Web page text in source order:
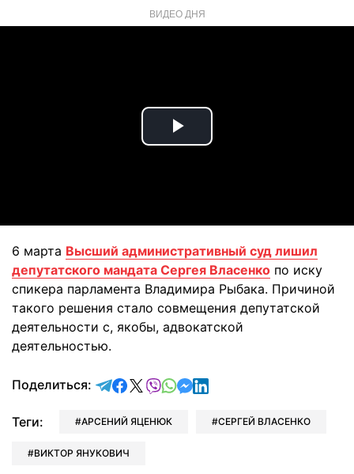
ВИДЕО ДНЯ
Play
6 марта Высший административный суд лишил
депутатского мандата Сергея Власенко по иску
спикера парламента Владимира Рыбака. Причиной
такого решения стало совмещения депутатской
деятельности с, якобы, адвокатской
деятельностью.
Поделиться: отправить в Telegram
поделиться в Facebook
поделиться в X
отправить в Viber
отправить в Whatsapp
отправить в Messenger
отправить в LinkedIn
Теги: АРСЕНИЙ ЯЦЕНЮК СЕРГЕЙ ВЛАСЕНКО
ВИКТОР ЯНУКОВИЧ